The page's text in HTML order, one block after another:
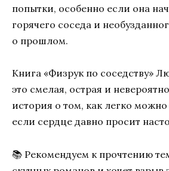
попытки, особенно если она
горячего соседа и
о прошлом.
Книга «Физрук по соседству»
это смелая, острая и
история о том, как легко можно
если сердце давно просит
📚 Рекомендуем к прочтению